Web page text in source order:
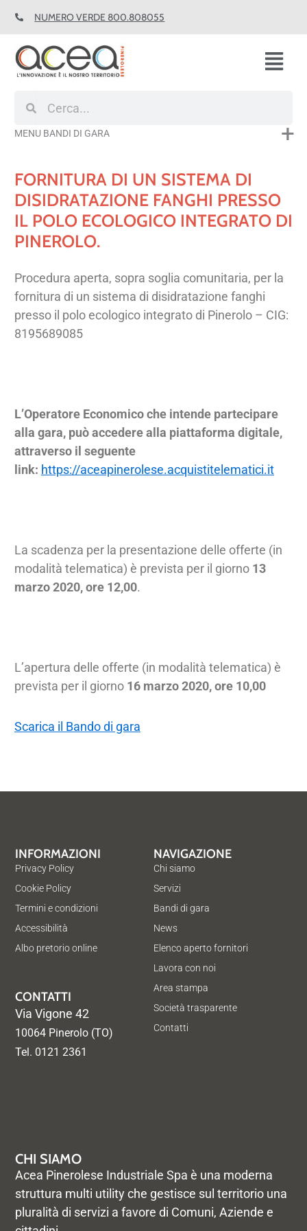
NUMERO VERDE 800.808055
MENU BANDI DI GARA
FORNITURA DI UN SISTEMA DI
DISIDRATAZIONE FANGHI PRESSO
IL POLO ECOLOGICO INTEGRATO DI
PINEROLO.
Procedura aperta, sopra soglia comunitaria, per la
fornitura di un sistema di disidratazione fanghi
presso il polo ecologico integrato di Pinerolo – CIG:
8195689085
L’Operatore Economico che intende partecipare
alla gara, può accedere alla piattaforma digitale,
attraverso il seguente
link: https://aceapinerolese.acquistitelematici.it
La scadenza per la presentazione delle offerte (in
modalità telematica) è prevista per il giorno 13
marzo 2020, ore 12,00.
L’apertura delle offerte (in modalità telematica) è
prevista per il giorno 16 marzo 2020, ore 10,00
Scarica il Bando di gara
CHI SIAMO
Acea Pinerolese Industriale Spa è una moderna
struttura multi utility che gestisce sul territorio una
pluralità di servizi a favore di Comuni, Aziende e
NAVIGAZIONE
Chi siamo
Servizi
Bandi di gara
News
Elenco aperto fornitori
Lavora con noi
Area stampa
Società trasparente
Contatti
INFORMAZIONI
Privacy Policy
Cookie Policy
Termini e condizioni
Accessibilità
Albo pretorio online
CONTATTI
Via Vigone 42
10064 Pinerolo (TO)
Tel. 0121 2361